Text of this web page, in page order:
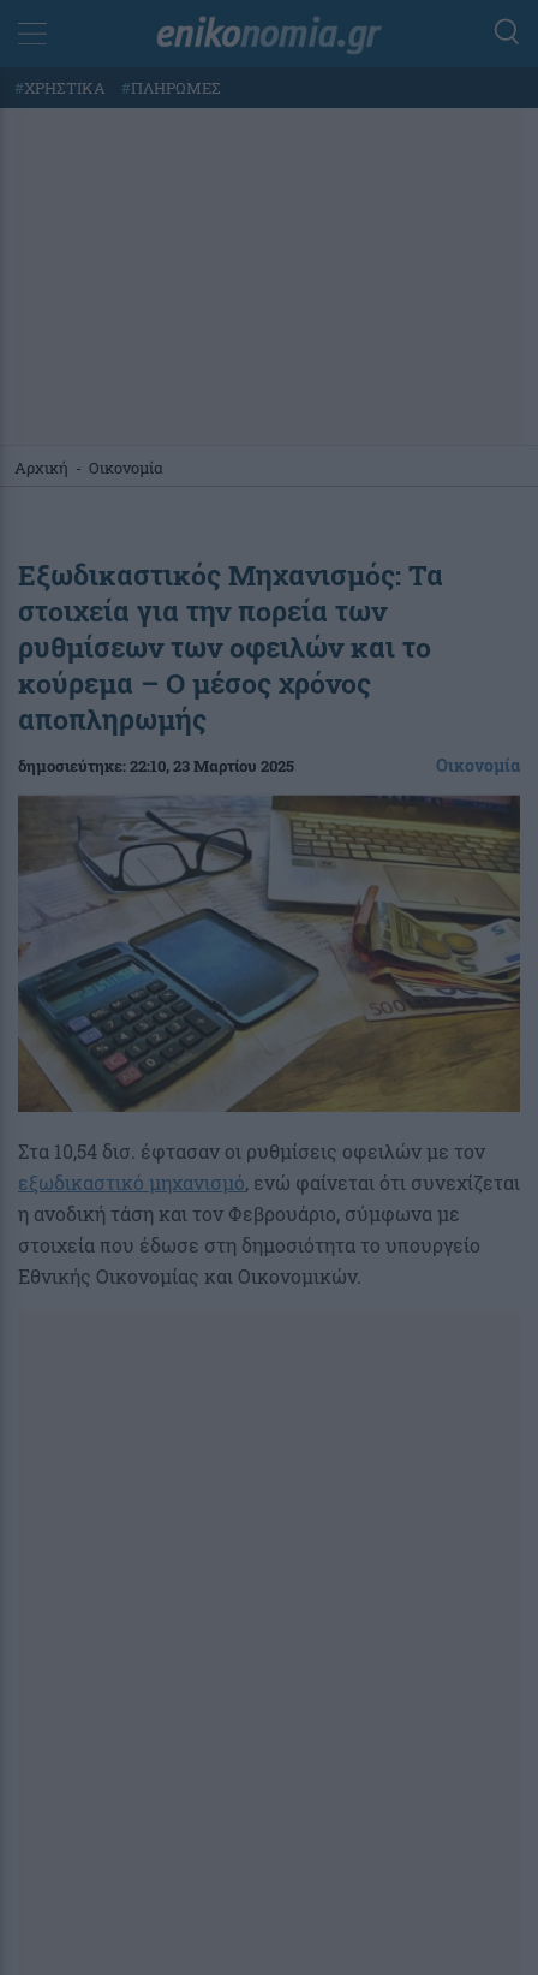
#ΧΡΗΣΤΙΚΑ #ΠΛΗΡΩΜΕΣ
Αρχική - Οικονομία
Εξωδικαστικός Μηχανισμός: Τα
στοιχεία για την πορεία των
ρυθμίσεων των οφειλών και το
κούρεμα – Ο μέσος χρόνος
αποπληρωμής
δημοσιεύτηκε:22:10, 23 Μαρτίου 2025 Οικονομία
Στα 10,54 δισ. έφτασαν οι ρυθμίσεις οφειλών με τον
εξωδικαστικό μηχανισμό, ενώ φαίνεται ότι συνεχίζεται
η ανοδική τάση και τον Φεβρουάριο, σύμφωνα με
στοιχεία που έδωσε στη δημοσιότητα το υπουργείο
Εθνικής Οικονομίας και Οικονομικών.